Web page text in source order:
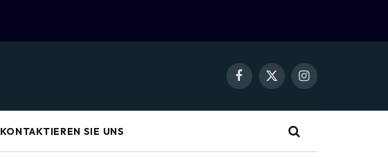
Facebook
X
Instagram
KONTAKTIEREN SIE UNS